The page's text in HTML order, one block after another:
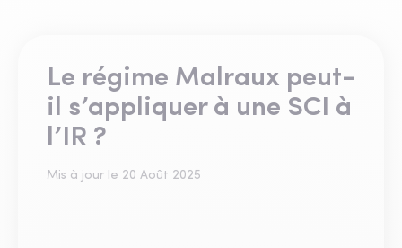
Le régime Malraux peut-
il s’appliquer à une SCI à
l’IR ?
Mis à jour le 20 Août 2025